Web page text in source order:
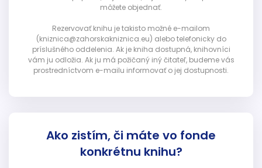
môžete objednať.
Rezervovať knihu je takisto možné e-mailom
(kniznica@zahorskakniznica.eu) alebo telefonicky do
príslušného oddelenia. Ak je kniha dostupná, knihovníci
vám ju odložia. Ak ju má požičaný iný čitateľ, budeme vás
prostredníctvom e-mailu informovať o jej dostupnosti.
Ako zistím, či máte vo fonde
konkrétnu knihu?